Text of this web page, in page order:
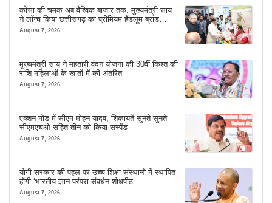
कोसा की चमक अब वैश्विक बाजार तक: मुख्यमंत्री साय
ने लॉन्च किया छत्तीसगढ़ का प्रीमियम हैंडलूम ब्रांड
‘कोशल फैब’
August 7, 2026
मुख्यमंत्री साय ने महतारी वंदन योजना की 30वीं किश्त की
राशि महिलाओं के खातों में की अंतरित
August 7, 2026
एक्शन मोड में सीएम मोहन यादव, शिकायतें सुनते-सुनते
सीएमएचओ सहित तीन को किया सस्पेंड
August 7, 2026
योगी सरकार की पहल पर उच्च शिक्षा संस्थानों में स्थापित
होंगी ‘भारतीय ज्ञान परंपरा संवर्धन शोधपीठ
August 7, 2026